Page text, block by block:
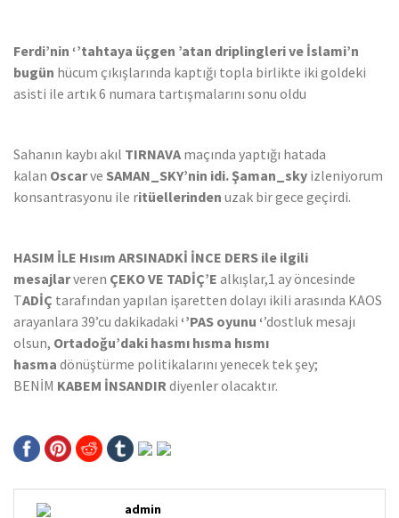
Ferdi’nin ‘’tahtaya üçgen ’atan driplingleri ve İslami’n
bugün hücum çıkışlarında kaptığı topla birlikte iki goldeki
asisti ile artık 6 numara tartışmalarını sonu oldu
Sahanın kaybı akıl TIRNAVA maçında yaptığı hatada
kalan Oscarve SAMAN_SKY’nin idi. Şaman_sky izleniyorum
konsantrasyonu ile ritüellerinden uzak bir gece geçirdi.
HASIM İLE Hısım ARSINADKİ İNCE DERS ile ilgili
mesajlarveren ÇEKO VE TADİÇ’E alkışlar,1 ay öncesinde
TADİÇ tarafından yapılan işaretten dolayı ikili arasında KAOS
arayanlara 39’cu dakikadaki ‘’PAS oyunu ‘’dostluk mesajı
olsun, Ortadoğu’daki hasmı hısma hısmı
hasma dönüştürme politikalarını yenecek tek şey;
BENİM KABEM İNSANDIR diyenler olacaktır.
admin